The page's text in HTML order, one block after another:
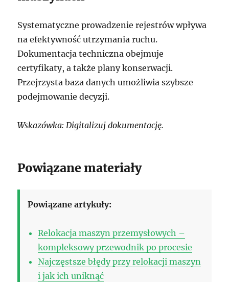
Systematyczne prowadzenie rejestrów wpływa
na efektywność utrzymania ruchu.
Dokumentacja techniczna obejmuje
certyfikaty, a także plany konserwacji.
Przejrzysta baza danych umożliwia szybsze
podejmowanie decyzji.
Wskazówka: Digitalizuj dokumentację.
Powiązane materiały
Powiązane artykuły:
Relokacja maszyn przemysłowych –
kompleksowy przewodnik po procesie
Najczęstsze błędy przy relokacji maszyn
i jak ich uniknąć